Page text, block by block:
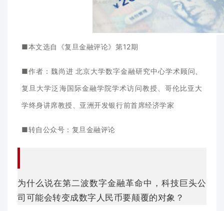
■本文选自《复旦金融评论》第12期
■作者：魏尚进 北京大学数字金融研究中心学术顾问、
复旦大学泛海国际金融学院学术访问教授、哥伦比亚大
学终身讲席教授、亚洲开发银行前首席经济学家
■转自公众号：复旦金融评论
为什么说在第二波数字金融革命中，科技巨头公
司可能会转变成数字人民币要颠覆的对象？